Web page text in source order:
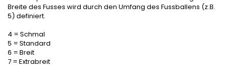
Breite des Fusses wird durch den Umfang des Fussballens (z.B.
5) definiert.
4 = Schmal
5 = Standard
6 = Breit
7 = Extrabreit